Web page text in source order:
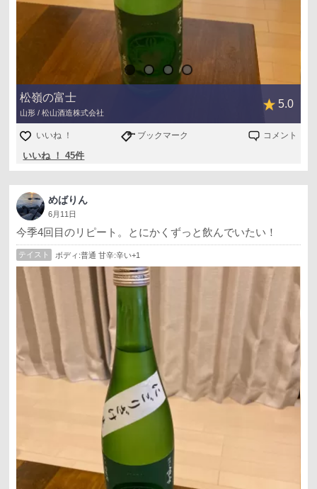
松嶺の富士
山形 / 松山酒造株式会社
5.0
いいね ！ ブックマーク コメント
いいね ！ 45件
めばりん
6月11日
今季4回目のリピート。とにかくずっと飲んでいたい！
テイスト ボディ:普通 甘辛:辛い+1